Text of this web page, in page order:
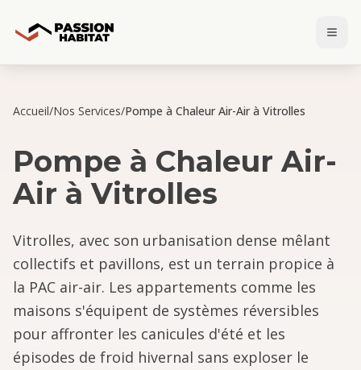
Accueil/Nos Services/Pompe à Chaleur Air-Air à Vitrolles
Pompe à Chaleur Air-
Air àVitrolles
Vitrolles, avec son urbanisation dense mêlant
collectifs et pavillons, est un terrain propice à
la PAC air-air. Les appartements comme les
maisons s'équipent de systèmes réversibles
pour affronter les canicules d'été et les
épisodes de froid hivernal sans exploser le